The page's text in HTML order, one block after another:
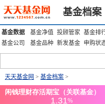
基金档案
基金数据 基金净值 投顾管家 基金排
基金公司
基金品种 新发基金 申购状
天天基金网 > 基金档案 >